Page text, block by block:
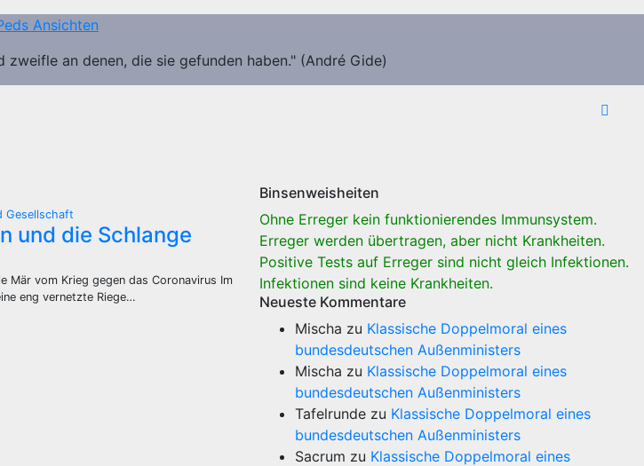
Ansichten
zweifle an denen, die sie gefunden haben." (André Gide)
Gesellschaft
und die Schlange
Mär vom Krieg gegen das Coronavirus Im
eng vernetzte Riege…
Binsenweisheiten
Ohne Erreger kein funktionierendes Immunsystem.
Erreger werden übertragen, aber nicht Krankheiten.
Positive Tests auf Erreger sind nicht gleich Infektionen.
Infektionen sind keine Krankheiten.
Neueste Kommentare
Mischa zu Klassische Doppelmoral eines
bundesdeutschen Außenministers
Mischa zu Klassische Doppelmoral eines
bundesdeutschen Außenministers
Tafelrunde zu Klassische Doppelmoral eines
bundesdeutschen Außenministers
Sacrum zu Klassische Doppelmoral eines